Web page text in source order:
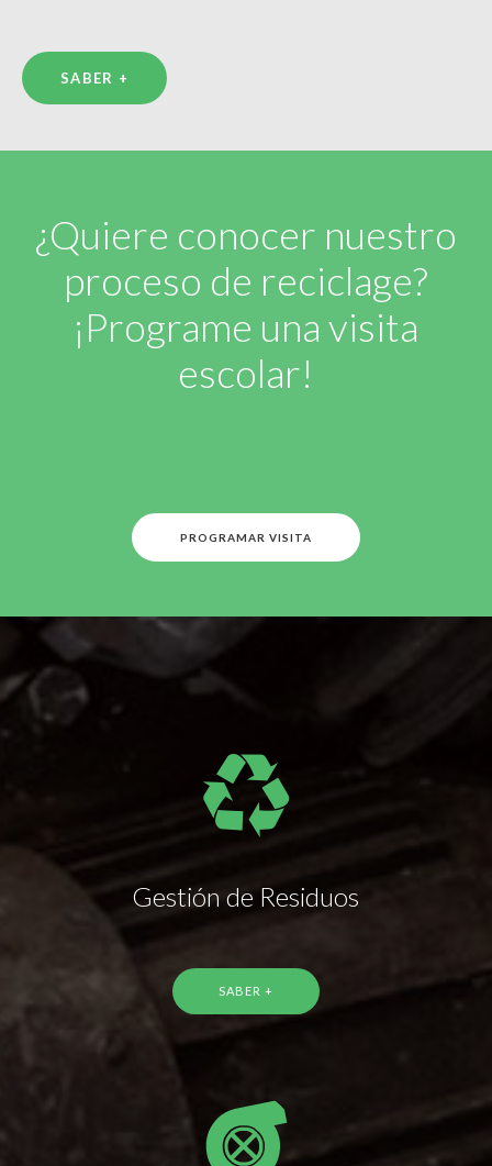
SABER +
¿Quiere conocer nuestro
proceso de reciclage?
¡Programe una visita
escolar!
PROGRAMAR VISITA
Gestión de Residuos
SABER +